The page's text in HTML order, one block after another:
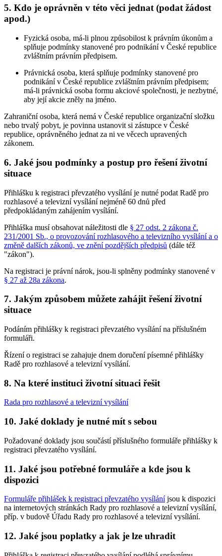
5. Kdo je oprávněn v této věci jednat (podat žádost
apod.)
Fyzická osoba, má-li plnou způsobilost k právním úkonům a
splňuje podmínky stanovené pro podnikání v České republice
zvláštním právním předpisem.
Právnická osoba, která splňuje podmínky stanovené pro
podnikání v České republice zvláštním právním předpisem;
má-li právnická osoba formu akciové společnosti, je nezbytné,
aby její akcie zněly na jméno.
Zahraniční osoba, která nemá v České republice organizační složku
nebo trvalý pobyt, je povinna ustanovit si zástupce v České
republice, oprávněného jednat za ni ve věcech upravených
zákonem.
6. Jaké jsou podmínky a postup pro řešení životní
situace
Přihlášku k registraci převzatého vysílání je nutné podat Radě pro
rozhlasové a televizní vysílání nejméně 60 dnů před
předpokládaným zahájením vysílání.
Přihláška musí obsahovat náležitosti dle § 27 odst. 2 zákona č.
231/2001 Sb., o provozování rozhlasového a televizního vysílání a o
změně dalších zákonů, ve znění pozdějších předpisů (dále též
"zákon").
Na registraci je právní nárok, jsou-li splněny podmínky stanovené v
§ 27 až 28a zákona.
7. Jakým způsobem můžete zahájit řešení životní
situace
Podáním přihlášky k registraci převzatého vysílání na příslušném
formuláři.
Řízení o registraci se zahajuje dnem doručení písemné přihlášky
Radě pro rozhlasové a televizní vysílání.
8. Na které instituci životní situaci řešit
Rada pro rozhlasové a televizní vysílání
10. Jaké doklady je nutné mít s sebou
Požadované doklady jsou součástí příslušného formuláře přihlášky k
registraci převzatého vysílání.
11. Jaké jsou potřebné formuláře a kde jsou k
dispozici
Formuláře přihlášek k registraci převzatého vysíláníjsou k dispozici
na internetových stránkách Rady pro rozhlasové a televizní vysílání,
příp. v budově Úřadu Rady pro rozhlasové a televizní vysílání.
12. Jaké jsou poplatky a jak je lze uhradit